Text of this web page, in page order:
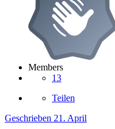
Members
13
Teilen
Geschrieben 21. April